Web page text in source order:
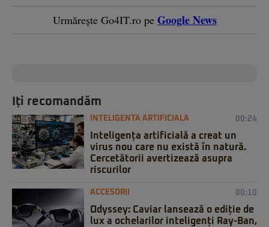
Urmărește Go4IT.ro pe Google News
Iți recomandăm
INTELIGENTA ARTIFICIALA 00:24
Inteligența artificială a creat un
virus nou care nu există în natură.
Cercetătorii avertizează asupra
riscurilor
ACCESORII 00:10
Odyssey: Caviar lansează o ediție de
lux a ochelarilor inteligenți Ray-Ban,